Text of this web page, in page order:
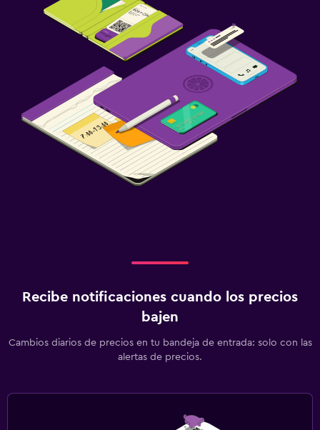
Recibe notificaciones cuando los precios
bajen
Cambios diarios de precios en tu bandeja de entrada: solo con las
alertas de precios.